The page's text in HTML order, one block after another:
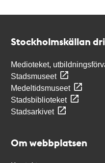
Stockholmskällan
Medioteket,
Stadsmuseet
Medeltidsmuseet
Stadsbiblioteket
Stadsarkivet
Om webbplatsen